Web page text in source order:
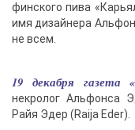
финского пива
имя дизайнера
не всем.
19 декабря газета
некролог Альфонса
Райя Эдер (Raija Eder).